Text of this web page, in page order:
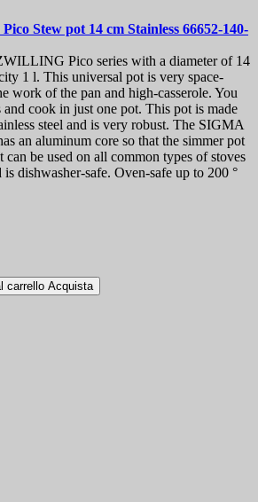
Stew pot 14 cm Stainless 66652-140-
Pico series with a diameter of 14
1 l. This universal pot is very space-
work of the pan and high-casserole. You
and cook in just one pot. This pot is made
steel and is very robust. The SIGMA
an aluminum core so that the simmer pot
be used on all common types of stoves
dishwasher-safe. Oven-safe up to 200 °
carrello Acquista